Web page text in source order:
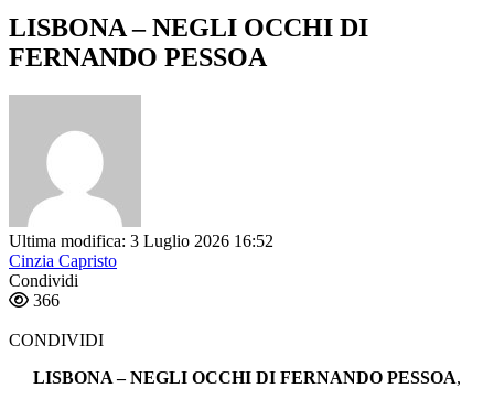
LISBONA – NEGLI OCCHI DI
FERNANDO PESSOA
Ultima modifica: 3 Luglio 2026 16:52
Cinzia Capristo
Condividi
366
CONDIVIDI
LISBONA – NEGLI OCCHI DI FERNANDO PESSOA,